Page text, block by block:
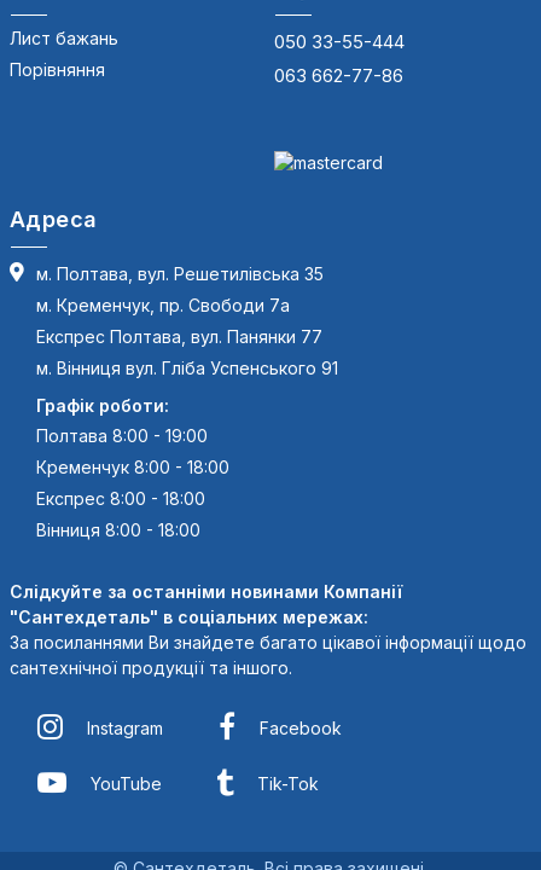
Лист бажань
Порівняння
050 33-55-444
063 662-77-86
Адреса
м. Полтава, вул. Решетилівська 35
м. Кременчук, пр. Свободи 7а
Експрес Полтава, вул. Панянки 77
м. Вінниця вул. Гліба Успенського 91
Графік роботи:
Полтава 8:00 - 19:00
Кременчук 8:00 - 18:00
Експрес 8:00 - 18:00
Вінниця 8:00 - 18:00
Слідкуйте за останніми новинами Компанії
"Сантехдеталь" в соціальних мережах:
За посиланнями Ви знайдете багато цікавої інформації щодо
сантехнічної продукції та іншого.
Instagram Facebook
YouTube Tik-Tok